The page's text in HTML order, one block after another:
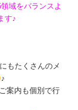
域をバランスよ
す♪
もたくさんのメ
♪
案内も個別で行